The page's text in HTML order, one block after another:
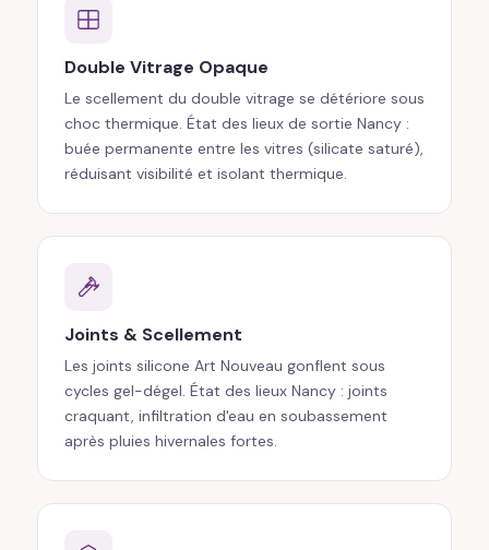
Double Vitrage Opaque
Le scellement du double vitrage se détériore sous
choc thermique. État des lieux de sortie Nancy :
buée permanente entre les vitres (silicate saturé),
réduisant visibilité et isolant thermique.
Joints & Scellement
Les joints silicone Art Nouveau gonflent sous
cycles gel-dégel. État des lieux Nancy : joints
craquant, infiltration d'eau en soubassement
après pluies hivernales fortes.